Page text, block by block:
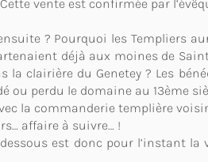
vente est confirmée par
ensuite ? Pourquoi les Templiers
déjà aux moines de
la clairière du Genetey ? Les
ou perdu le domaine au 13ème
la commanderie templière
affaire à suivre… !
est donc pour l’instant